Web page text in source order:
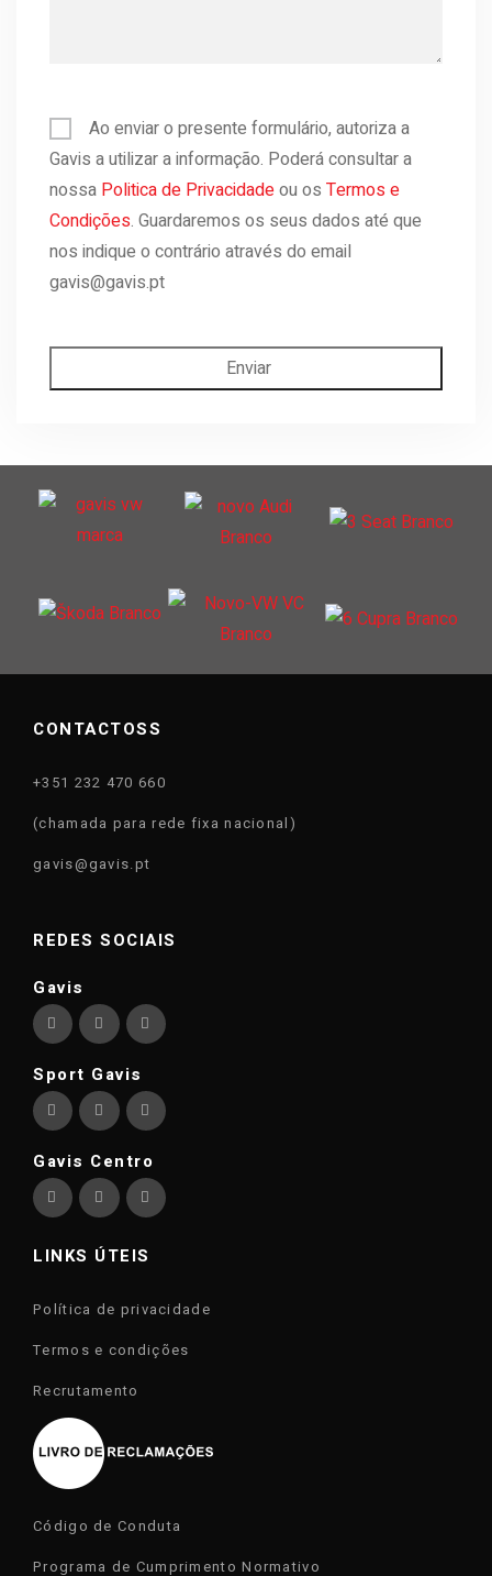
Ao enviar o presente formulário, autoriza a
Gavis a utilizar a informação. Poderá consultar a
nossa Politica de Privacidadeou os Termos e
Condições. Guardaremos os seus dados até que
nos indique o contrário através do email
gavis@gavis.pt
CONTACTOSS
+351 232 470 660
(chamada para rede fixa nacional)
gavis@gavis.pt
REDES SOCIAIS
Gavis
Sport Gavis
Gavis Centro
LINKS ÚTEIS
Política de privacidade
Termos e condições
Recrutamento
Código de Conduta
Programa de Cumprimento Normativo